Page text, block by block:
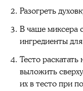
Разогреть
В чаше миксера
ингредиенты
Тесто
выложить
их в тесто при